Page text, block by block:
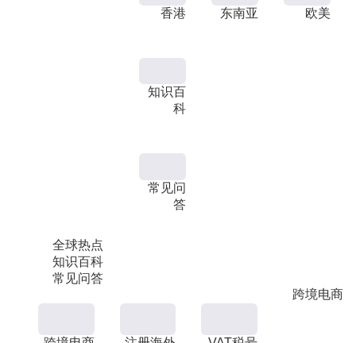
全球热点
知识百科
常见问答
香港 东南亚 欧美
知识百
科
常见问
答
跨境电商